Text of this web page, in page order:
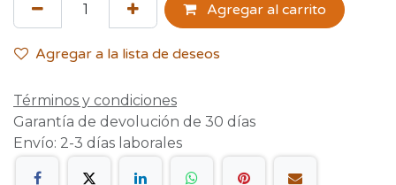
Agregar al carrito
Agregar a la lista de deseos
Términos y condiciones
Garantía de devolución de 30 días
Envío: 2-3 días laborales